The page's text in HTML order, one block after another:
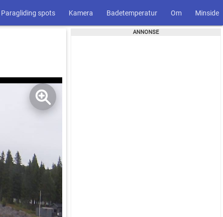
Paragliding spots Kamera Badetemperatur Om Minside